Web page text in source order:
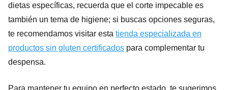
dietas específicas, recuerda que el corte impecable es
también un tema de higiene; si buscas opciones seguras,
te recomendamos visitar esta tienda especializada en
productos sin gluten certificados para complementar tu
despensa.
Para mantener tu equipo en perfecto estado, te sugerimos